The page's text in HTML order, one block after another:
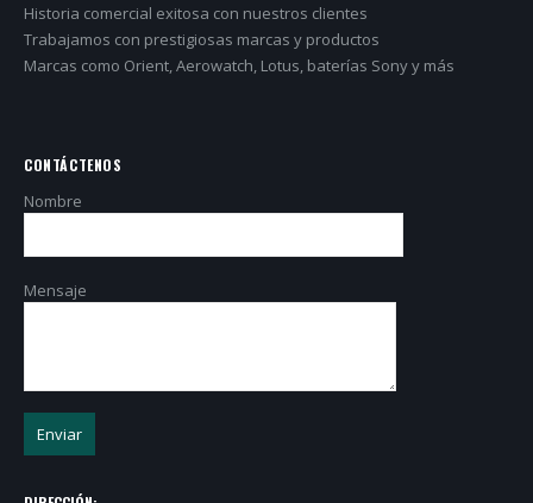
Historia comercial exitosa con nuestros clientes
Trabajamos con prestigiosas marcas y productos
Marcas como Orient, Aerowatch, Lotus, baterías Sony y más
CONTÁCTENOS
Nombre
Mensaje